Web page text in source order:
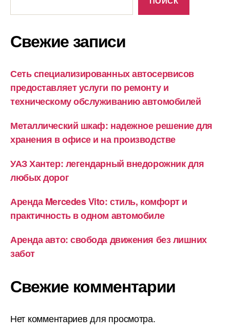
Свежие записи
Сеть специализированных автосервисов
предоставляет услуги по ремонту и
техническому обслуживанию автомобилей
Металлический шкаф: надежное решение для
хранения в офисе и на производстве
УАЗ Хантер: легендарный внедорожник для
любых дорог
Аренда Mercedes Vito: стиль, комфорт и
практичность в одном автомобиле
Аренда авто: свобода движения без лишних
забот
Свежие комментарии
Нет комментариев для просмотра.